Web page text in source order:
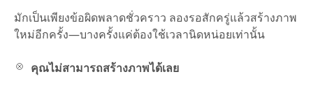
มักเป็นเพียงข้อผิดพลาดชั่วคราว ลองรอสักครู่แล้วสร้างภาพ
ใหม่อีกครั้ง—บางครั้งแค่ต้องใช้เวลานิดหน่อยเท่านั้น
คุณไม่สามารถสร้างภาพได้เลย